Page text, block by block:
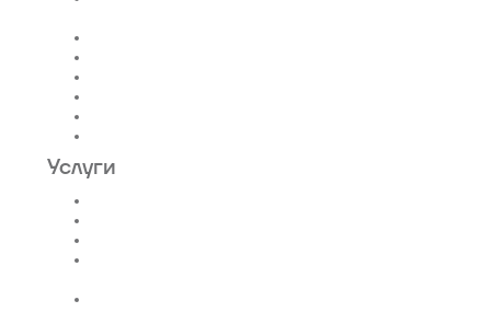
Услуги